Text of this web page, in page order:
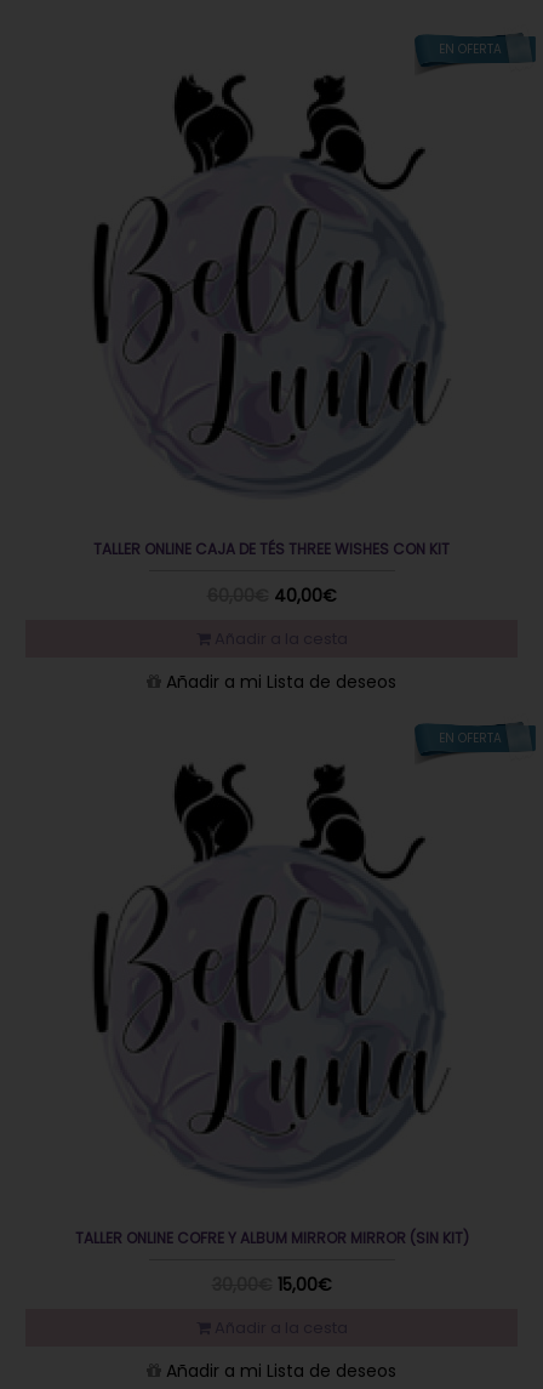
EN OFERTA
TALLER ONLINE CAJA DE TÉS THREE WISHES CON KIT
40,00€
Añadir a mi Lista de deseos
EN OFERTA
TALLER ONLINE COFRE Y ALBUM MIRROR MIRROR (SIN KIT)
15,00€
Añadir a mi Lista de deseos